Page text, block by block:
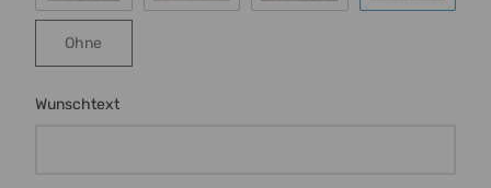
Schmetterling
Ohne
Wunschtext